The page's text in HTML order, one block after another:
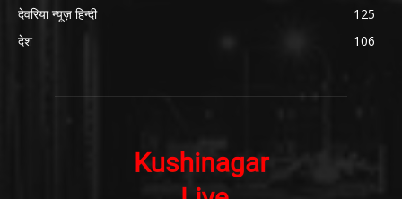
देवरिया न्यूज़ हिन्दी
125
देश
106